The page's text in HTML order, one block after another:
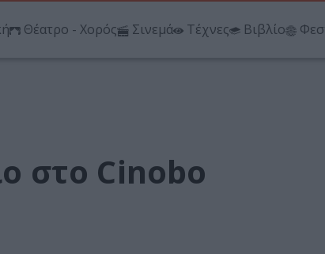
Θέατρο - Χορός Σινεμά Τέχνες Βιβλίο
στο Cinobo